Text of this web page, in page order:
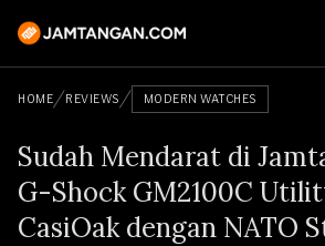
HOME REVIEWS MODERN WATCHES
Sudah Mendarat di
G-Shock GM2100C
CasiOak dengan NATO